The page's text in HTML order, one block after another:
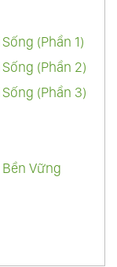
(Phần 1)
(Phần 2)
(Phần 3)
Vững